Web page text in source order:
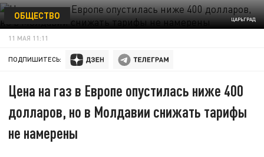
ЦАРЬГРАД
ОБЩЕСТВО
11 МАЯ 11:11
ПОДПИШИТЕСЬ:
Цена на газ в Европе опустилась ниже 400
долларов, но в Молдавии снижать тарифы
не намерены